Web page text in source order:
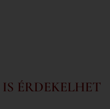
IS ÉRDEKELHET